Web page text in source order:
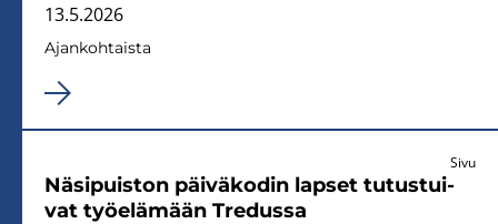
13.5.2026
Ajan­koh­tais­ta
Sivu
Nä­si­puis­ton päi­vä­ko­din lap­set tu­tus­tui­
vat työ­elä­mään Tre­dus­sa